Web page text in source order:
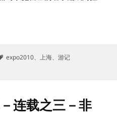
载之四－突尼斯馆
标
expo2010、上海、游记
尼斯馆
连载之三－非